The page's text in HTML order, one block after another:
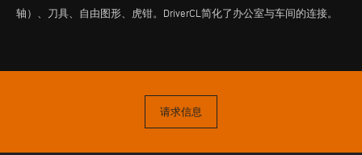
轴）、刀具、自由图形、虎钳。DriverCL简化了办公室与车间的连接。
请求信息